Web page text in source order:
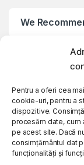
Pentru a oferi cea
cookie-uri, pentru a
dispozitive.
procesăm date, cum
pe acest site. Dacă
consimțământul dat
funcționalități și
We
My Account
Customer
About Us